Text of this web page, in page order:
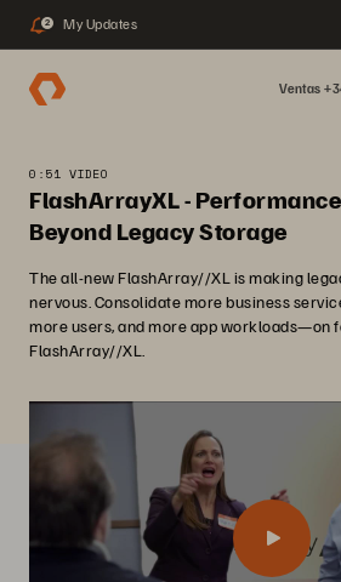
2 My Updates
Ventas
0:51 VIDEO
FlashArrayXL -
Beyond Legacy Storage
The all-new FlashArray//XL is making
nervous. Consolidate more business
more users, and more app workloads—on
FlashArray//XL.